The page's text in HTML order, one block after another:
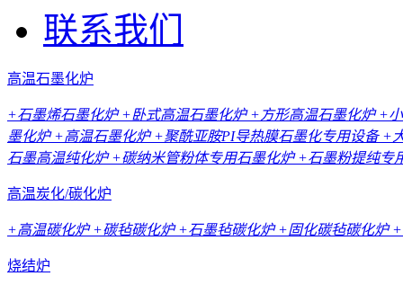
联系我们
高温石墨化炉
+石墨烯石墨化炉+卧式高温石墨化炉+方形高温石墨化炉+
墨化炉+高温石墨化炉+聚酰亚胺PI导热膜石墨化专用设备 +
石墨高温纯化炉+碳纳米管粉体专用石墨化炉+石墨粉提纯专
高温炭化/碳化炉
+高温碳化炉+碳毡碳化炉+石墨毡碳化炉+固化碳毡碳化炉
烧结炉